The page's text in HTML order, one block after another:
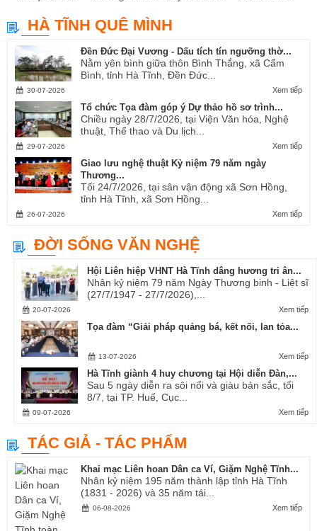
HÀ TĨNH QUÊ MÌNH
Đền Đức Đại Vương - Dấu tích tín ngưỡng thờ...
Nằm yên bình giữa thôn Bình Thắng, xã Cẩm
Bình, tỉnh Hà Tĩnh, Đền Đức...
Xem tiếp
30-07-2026
Tổ chức Tọa đàm góp ý Dự thảo hồ sơ trình...
Chiều ngày 28/7/2026, tại Viện Văn hóa, Nghệ
thuật, Thể thao và Du lịch...
Xem tiếp
29-07-2026
Giao lưu nghệ thuật Kỷ niệm 79 năm ngày
Thương...
Tối 24/7/2026, tại sân vận động xã Sơn Hồng,
tỉnh Hà Tĩnh, xã Sơn Hồng...
Xem tiếp
26-07-2026
ĐỜI SỐNG VĂN NGHỆ
Hội Liên hiệp VHNT Hà Tĩnh dâng hương tri ân...
Nhân kỷ niệm 79 năm Ngày Thương binh - Liệt sĩ
(27/7/1947 - 27/7/2026),...
Xem tiếp
20-07-2026
Tọa đàm “Giải pháp quảng bá, kết nối, lan tỏa...
Xem tiếp
13-07-2026
Hà Tĩnh giành 4 huy chương tại Hội diễn Đàn,...
Sau 5 ngày diễn ra sôi nổi và giàu bản sắc, tối
8/7, tại TP. Huế, Cục...
Xem tiếp
09-07-2026
TÁC GIẢ - TÁC PHẨM
Khai mạc Liên hoan Dân ca Ví, Giặm Nghệ Tĩnh...
Nhân kỷ niệm 195 năm thành lập tỉnh Hà Tĩnh
(1831 - 2026) và 35 năm tái...
Xem tiếp
06-08-2026